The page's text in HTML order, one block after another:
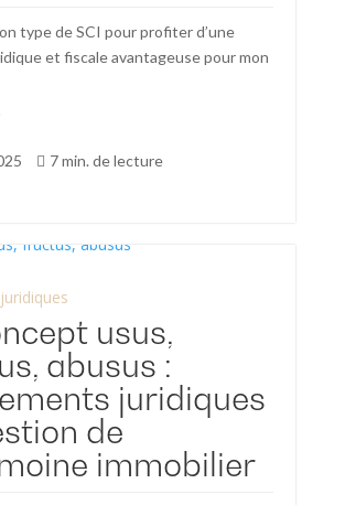
type de SCI pour profiter d’une
et fiscale avantageuse pour mon
 7 min. de lecture
usus,
abusus :
juridiques
de
immobilier